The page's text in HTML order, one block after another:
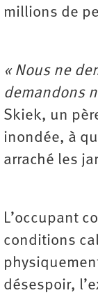
millions de
« Nous ne
demandons
Skiek, un
inondée, à
arraché les
L’occupant
conditions
désespoir,